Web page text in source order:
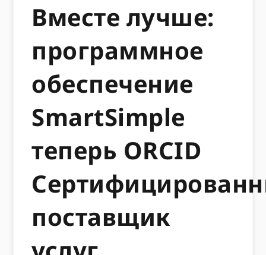
Вместе лучше:
программное
обеспечение
SmartSimple
теперь ORCID
поставщик